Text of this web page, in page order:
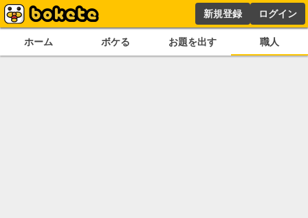
新規登録 ログイン
ホーム ボケる お題を出す 職人